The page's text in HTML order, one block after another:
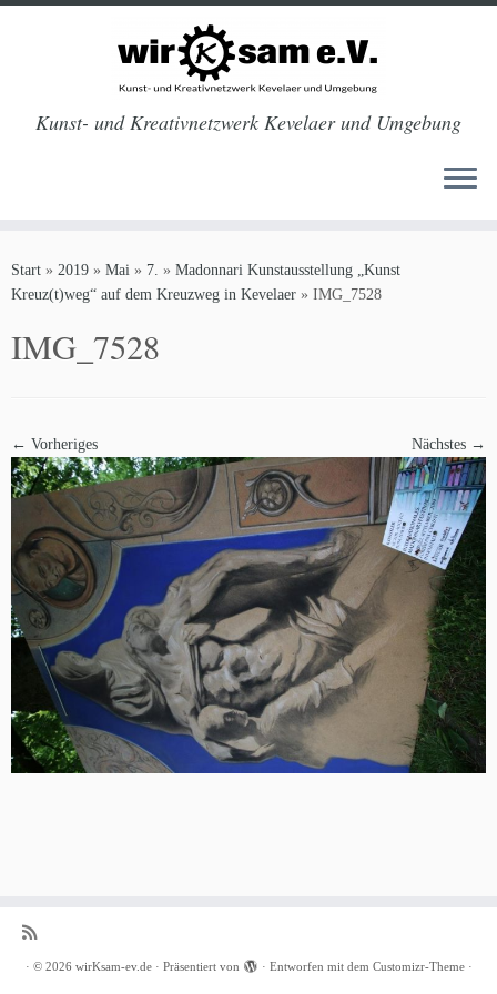
Inhalt
springen
Kunst- und Kreativnetzwerk Kevelaer und Umgebung
Start » 2019 » Mai » 7. » Madonnari Kunstausstellung „Kunst
Kreuz(t)weg“ auf dem Kreuzweg in Kevelaer » IMG_7528
IMG_7528
← Vorheriges Nächstes →
· © 2026 wirKsam-ev.de· Präsentiert von · Entworfen mit dem Customizr-Theme·